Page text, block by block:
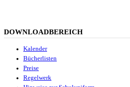
DOWNLOADBEREICH
Kalender
Bücherlisten
Preise
Regelwerk